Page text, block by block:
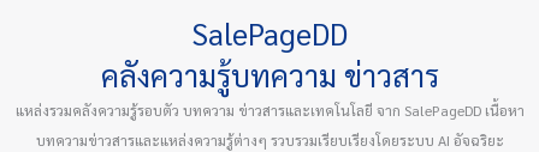
SalePageDD
คลังความรู้บทความ ข่าวสาร
แหล่งรวมคลังความรู้รอบตัว บทความ ข่าวสารและเทคโนโลยี จาก SalePageDD เนื้อหา
บทความข่าวสารและแหล่งความรู้ต่างๆ รวบรวมเรียบเรียงโดยระบบ AI อัจฉริยะ